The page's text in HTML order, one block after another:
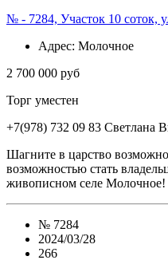
№ - 7284, Участок 10 соток,
Адрес: Молочное
2 700 000 руб
Торг уместен
+7(978) 732 09 83 Cветлана
Шагните в царство
возможностью стать
живописном селе
№ 7284
2024/03/28
266